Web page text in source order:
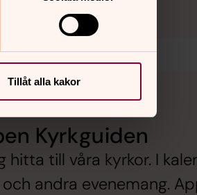
Tillåt alla kakor
Kyrkguiden
till våra kyrkor. I
andra evenemang.